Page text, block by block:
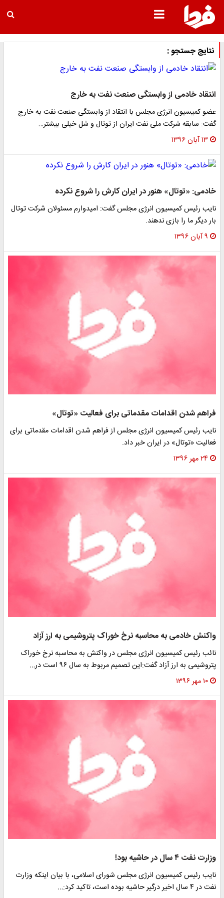
نتایج جستجو :
انتقاد خادمی از وابستگی صنعت نفت به خارج
عضو کمیسیون انرژی مجلس با انتقاد از وابستگی صنعت نفت به خارج
گفت: سابقه شرکت ملی نفت ایران از توتال و شل خیلی بیشتر…
۱۳ آبان ۱۳۹۶
خادمی: «توتال» هنور در ایران کارش را شروع نکرده
نایب رئیس کمیسیون انرژی مجلس گفت: امیدوارم مسئولان شرکت توتال
بار دیگر ما را بازی ندهند.
۹ آبان ۱۳۹۶
فراهم شدن اقدامات مقدماتی برای فعالیت «توتال»
نایب رئیس کمیسیون انرژی مجلس از فراهم شدن اقدامات مقدماتی برای
فعالیت «توتال» در ایران خبر داد.
۲۴ مهر ۱۳۹۶
واکنش خادمی به محاسبه نرخ خوراک پتروشیمی به ارز آزاد
نائب رئیس کمیسیون انرژی مجلس در واکنش به محاسبه نرخ خوراک
پتروشیمی به ارز آزاد گفت:این تصمیم مربوط به سال ۹۶ است در…
۱۰ مهر ۱۳۹۶
وزارت نفت ۴ سال در حاشیه بود!
نایب رئیس کمیسیون انرژی مجلس شورای اسلامی، با بیان اینکه وزارت
نفت در ۴ سال اخیر درگیر حاشیه بوده است، تاکید کرد:…